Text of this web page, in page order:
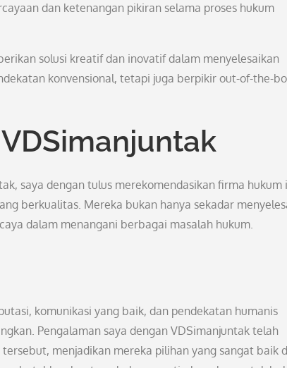
dan ketenangan pikiran selama proses hukum
solusi kreatif dan inovatif dalam menyelesaikan
konvensional, tetapi juga berpikir out-of-the-
saya dengan tulus merekomendasikan firma hukum
berkualitas. Mereka bukan hanya sekadar
dalam menangani berbagai masalah hukum.
komunikasi yang baik, dan pendekatan humanis
Pengalaman saya dengan VDSimanjuntak telah
menjadikan mereka pilihan yang sangat baik